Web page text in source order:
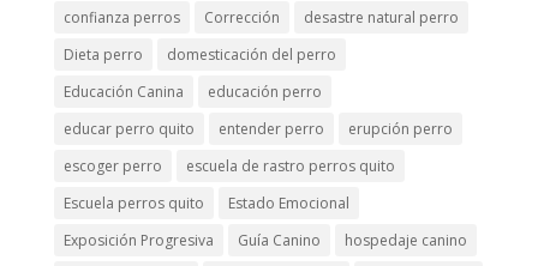
confianza perros
Corrección
desastre natural perro
Dieta perro
domesticación del perro
Educación Canina
educación perro
educar perro quito
entender perro
erupción perro
escoger perro
escuela de rastro perros quito
Escuela perros quito
Estado Emocional
Exposición Progresiva
Guía Canino
hospedaje canino